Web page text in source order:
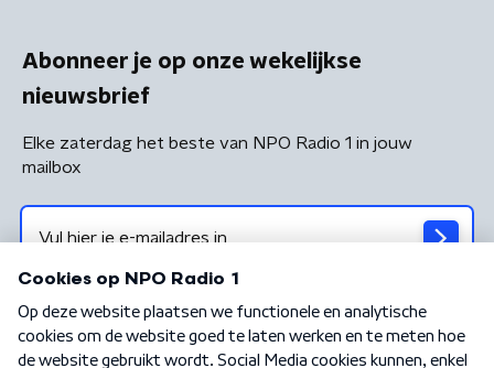
Abonneer je op onze wekelijkse
nieuwsbrief
Elke zaterdag het beste van NPO Radio 1 in jouw
mailbox